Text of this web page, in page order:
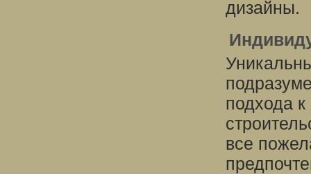
дизайны.
подхода
все